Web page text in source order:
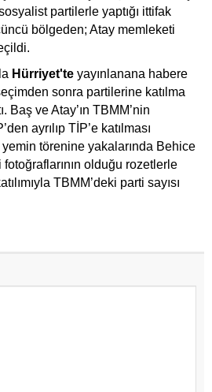
partilerle yaptığı ittifak
bölgeden; Atay memleketi
Hürriyet'te yayınlanana habere
sonra partilerine katılma
Baş ve Atay’ın TBMM’nin
ayrılıp TİP’e katılması
törenine yakalarında Behice
olduğu rozetlerle
TBMM’deki parti sayısı